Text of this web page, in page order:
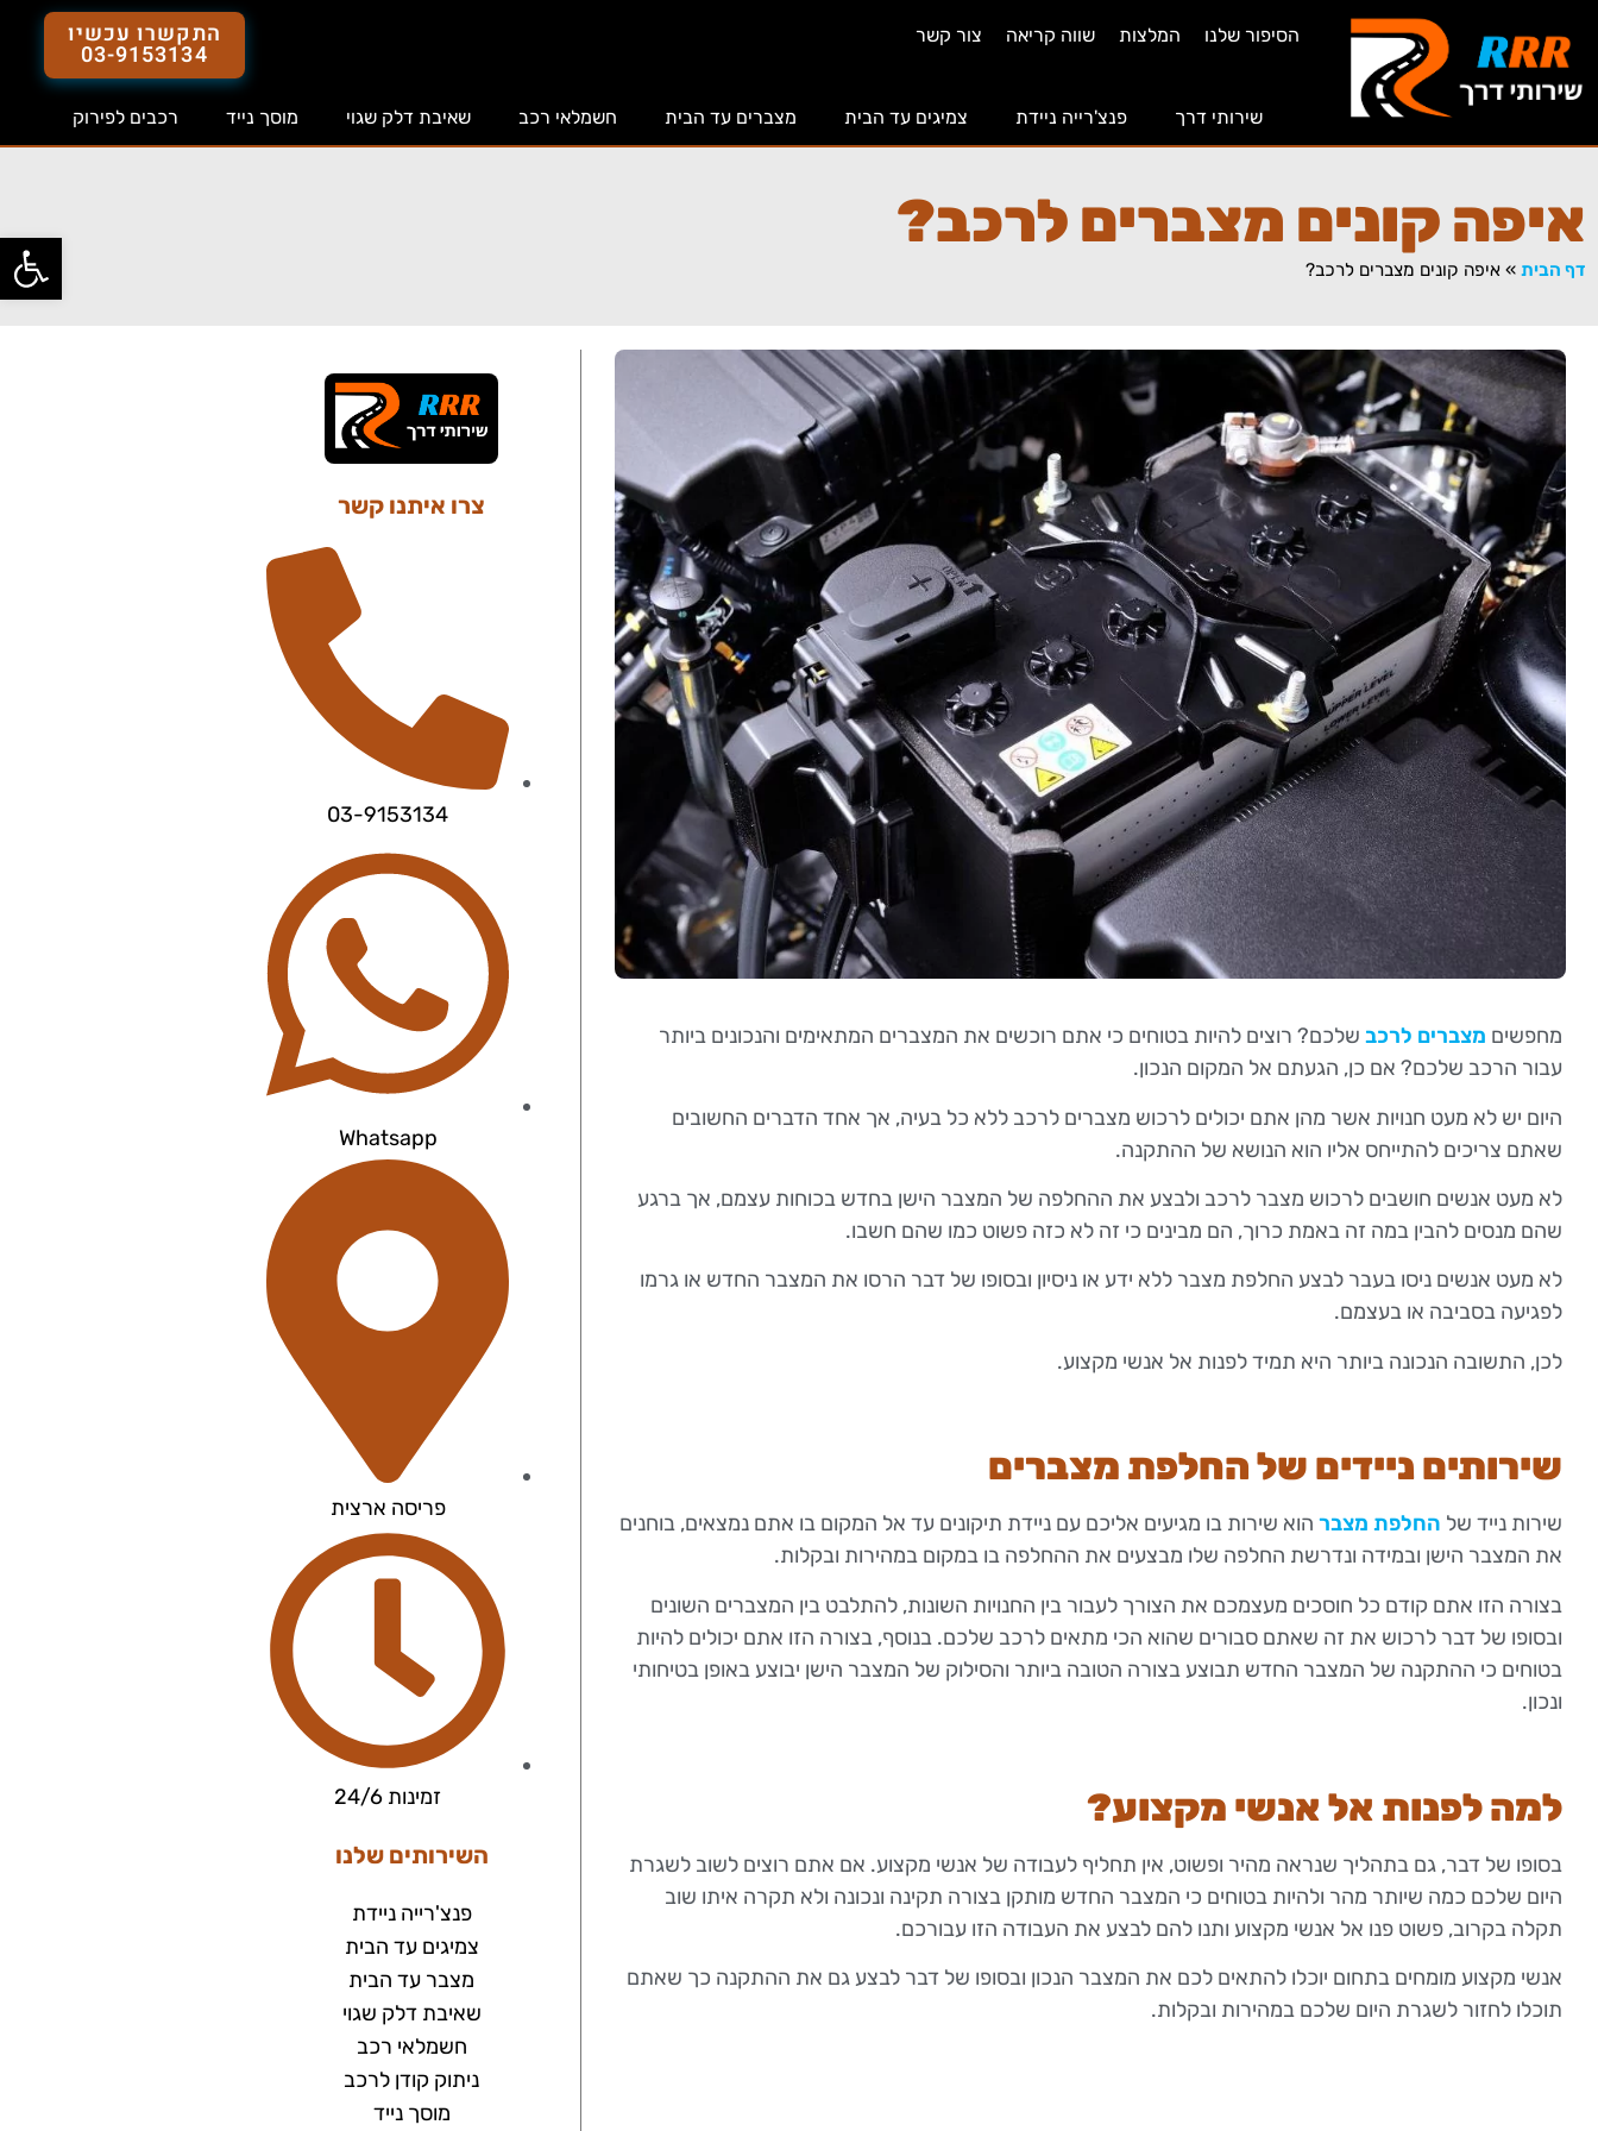
פתח
הסיפור שלנו המלצות שווה קריאה צור קשר התקשרו עכשיו
03-9153134
שירותי דרך פנצ'רייה ניידת צמיגים עד הבית מצברים עד הבית חשמלאי רכב שאיבת דלק שגוי מוסך נייד רכבים לפירוק
איפה קונים מצברים לרכב?
דף הבית » איפה קונים מצברים לרכב?
מחפשים מצברים לרכב שלכם? רוצים להיות בטוחים כי אתם רוכשים את המצברים המתאימים והנכונים ביותר
עבור הרכב שלכם? אם כן, הגעתם אל המקום הנכון.
היום יש לא מעט חנויות אשר מהן אתם יכולים לרכוש מצברים לרכב ללא כל בעיה, אך אחד הדברים החשובים
שאתם צריכים להתייחס אליו הוא הנושא של ההתקנה.
לא מעט אנשים חושבים לרכוש מצבר לרכב ולבצע את ההחלפה של המצבר הישן בחדש בכוחות עצמם, אך ברגע
שהם מנסים להבין במה זה באמת כרוך, הם מבינים כי זה לא כזה פשוט כמו שהם חשבו.
לא מעט אנשים ניסו בעבר לבצע החלפת מצבר ללא ידע או ניסיון ובסופו של דבר הרסו את המצבר החדש או גרמו
לפגיעה בסביבה או בעצמם.
לכן, התשובה הנכונה ביותר היא תמיד לפנות אל אנשי מקצוע.
שירותים ניידים של החלפת מצברים
שירות נייד של החלפת מצבר הוא שירות בו מגיעים אליכם עם ניידת תיקונים עד אל המקום בו אתם נמצאים, בוחנים
את המצבר הישן ובמידה ונדרשת החלפה שלו מבצעים את ההחלפה בו במקום במהירות ובקלות.
בצורה הזו אתם קודם כל חוסכים מעצמכם את הצורך לעבור בין החנויות השונות, להתלבט בין המצברים השונים
ובסופו של דבר לרכוש את זה שאתם סבורים שהוא הכי מתאים לרכב שלכם. בנוסף, בצורה הזו אתם יכולים להיות
בטוחים כי ההתקנה של המצבר החדש תבוצע בצורה הטובה ביותר והסילוק של המצבר הישן יבוצע באופן בטיחותי
ונכון.
למה לפנות אל אנשי מקצוע?
בסופו של דבר, גם בתהליך שנראה מהיר ופשוט, אין תחליף לעבודה של אנשי מקצוע. אם אתם רוצים לשוב לשגרת
היום שלכם כמה שיותר מהר ולהיות בטוחים כי המצבר החדש מותקן בצורה תקינה ונכונה ולא תקרה איתו שוב
תקלה בקרוב, פשוט פנו אל אנשי מקצוע ותנו להם לבצע את העבודה הזו עבורכם.
אנשי מקצוע מומחים בתחום יוכלו להתאים לכם את המצבר הנכון ובסופו של דבר לבצע גם את ההתקנה כך שאתם
תוכלו לחזור לשגרת היום שלכם במהירות ובקלות.
צרו איתנו קשר
03-9153134
Whatsapp
פריסה ארצית
זמינות 24/6
השירותים שלנו
פנצ'רייה ניידת
צמיגים עד הבית
מצבר עד הבית​
שאיבת דלק שגוי
חשמלאי רכב
ניתוק קודן לרכב
מוסך נייד